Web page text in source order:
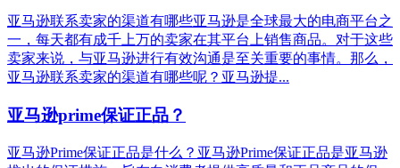
亚马逊联系卖家的渠道有哪些亚马逊是全球最大的电商平台之
一，每天都有成千上万的卖家在其平台上销售商品。对于这些
卖家来说，与亚马逊进行有效沟通是至关重要的事情。那么，
亚马逊联系卖家的渠道有哪些呢？亚马逊提...
亚马逊prime保证正品？
亚马逊Prime保证正品是什么？亚马逊Prime保证正品是亚马逊